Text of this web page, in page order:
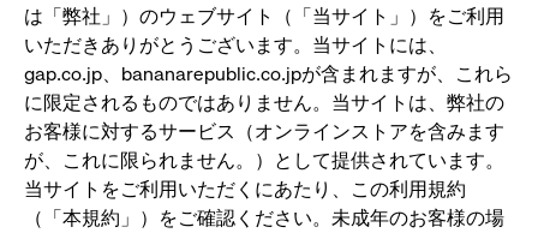
ウ
ィ
ン
ド
ウ
が
開
き
ま
は「弊社」）のウェブサイト（「当サイト」）をご利用
いただきありがとうございます。当サイトには、
gap.co.jp、bananarepublic.co.jpが含まれますが、これら
に限定されるものではありません。当サイトは、弊社の
お客様に対するサービス（オンラインストアを含みます
が、これに限られません。）として提供されています。
当サイトをご利用いただくにあたり、この利用規約
（「本規約」）をご確認ください。未成年のお客様の場